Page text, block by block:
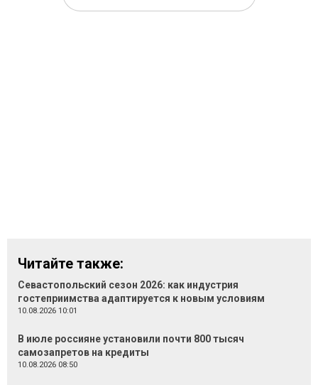
Читайте также:
Севастопольский сезон 2026: как индустрия
гостеприимства адаптируется к новым условиям
10.08.2026 10:01
В июле россияне установили почти 800 тысяч
самозапретов на кредиты
10.08.2026 08:50